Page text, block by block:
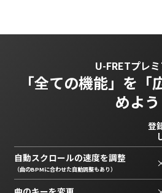
U-FRETプレ
「全ての機能」を
めよう
登
自動スクロールの速度を調整
（曲のBPMに合わせた自動調整もあり）